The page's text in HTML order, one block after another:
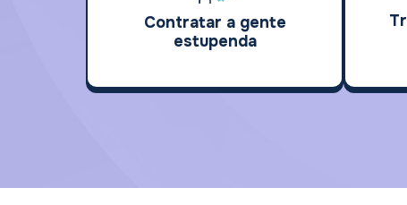
Contratar a gente
estupenda